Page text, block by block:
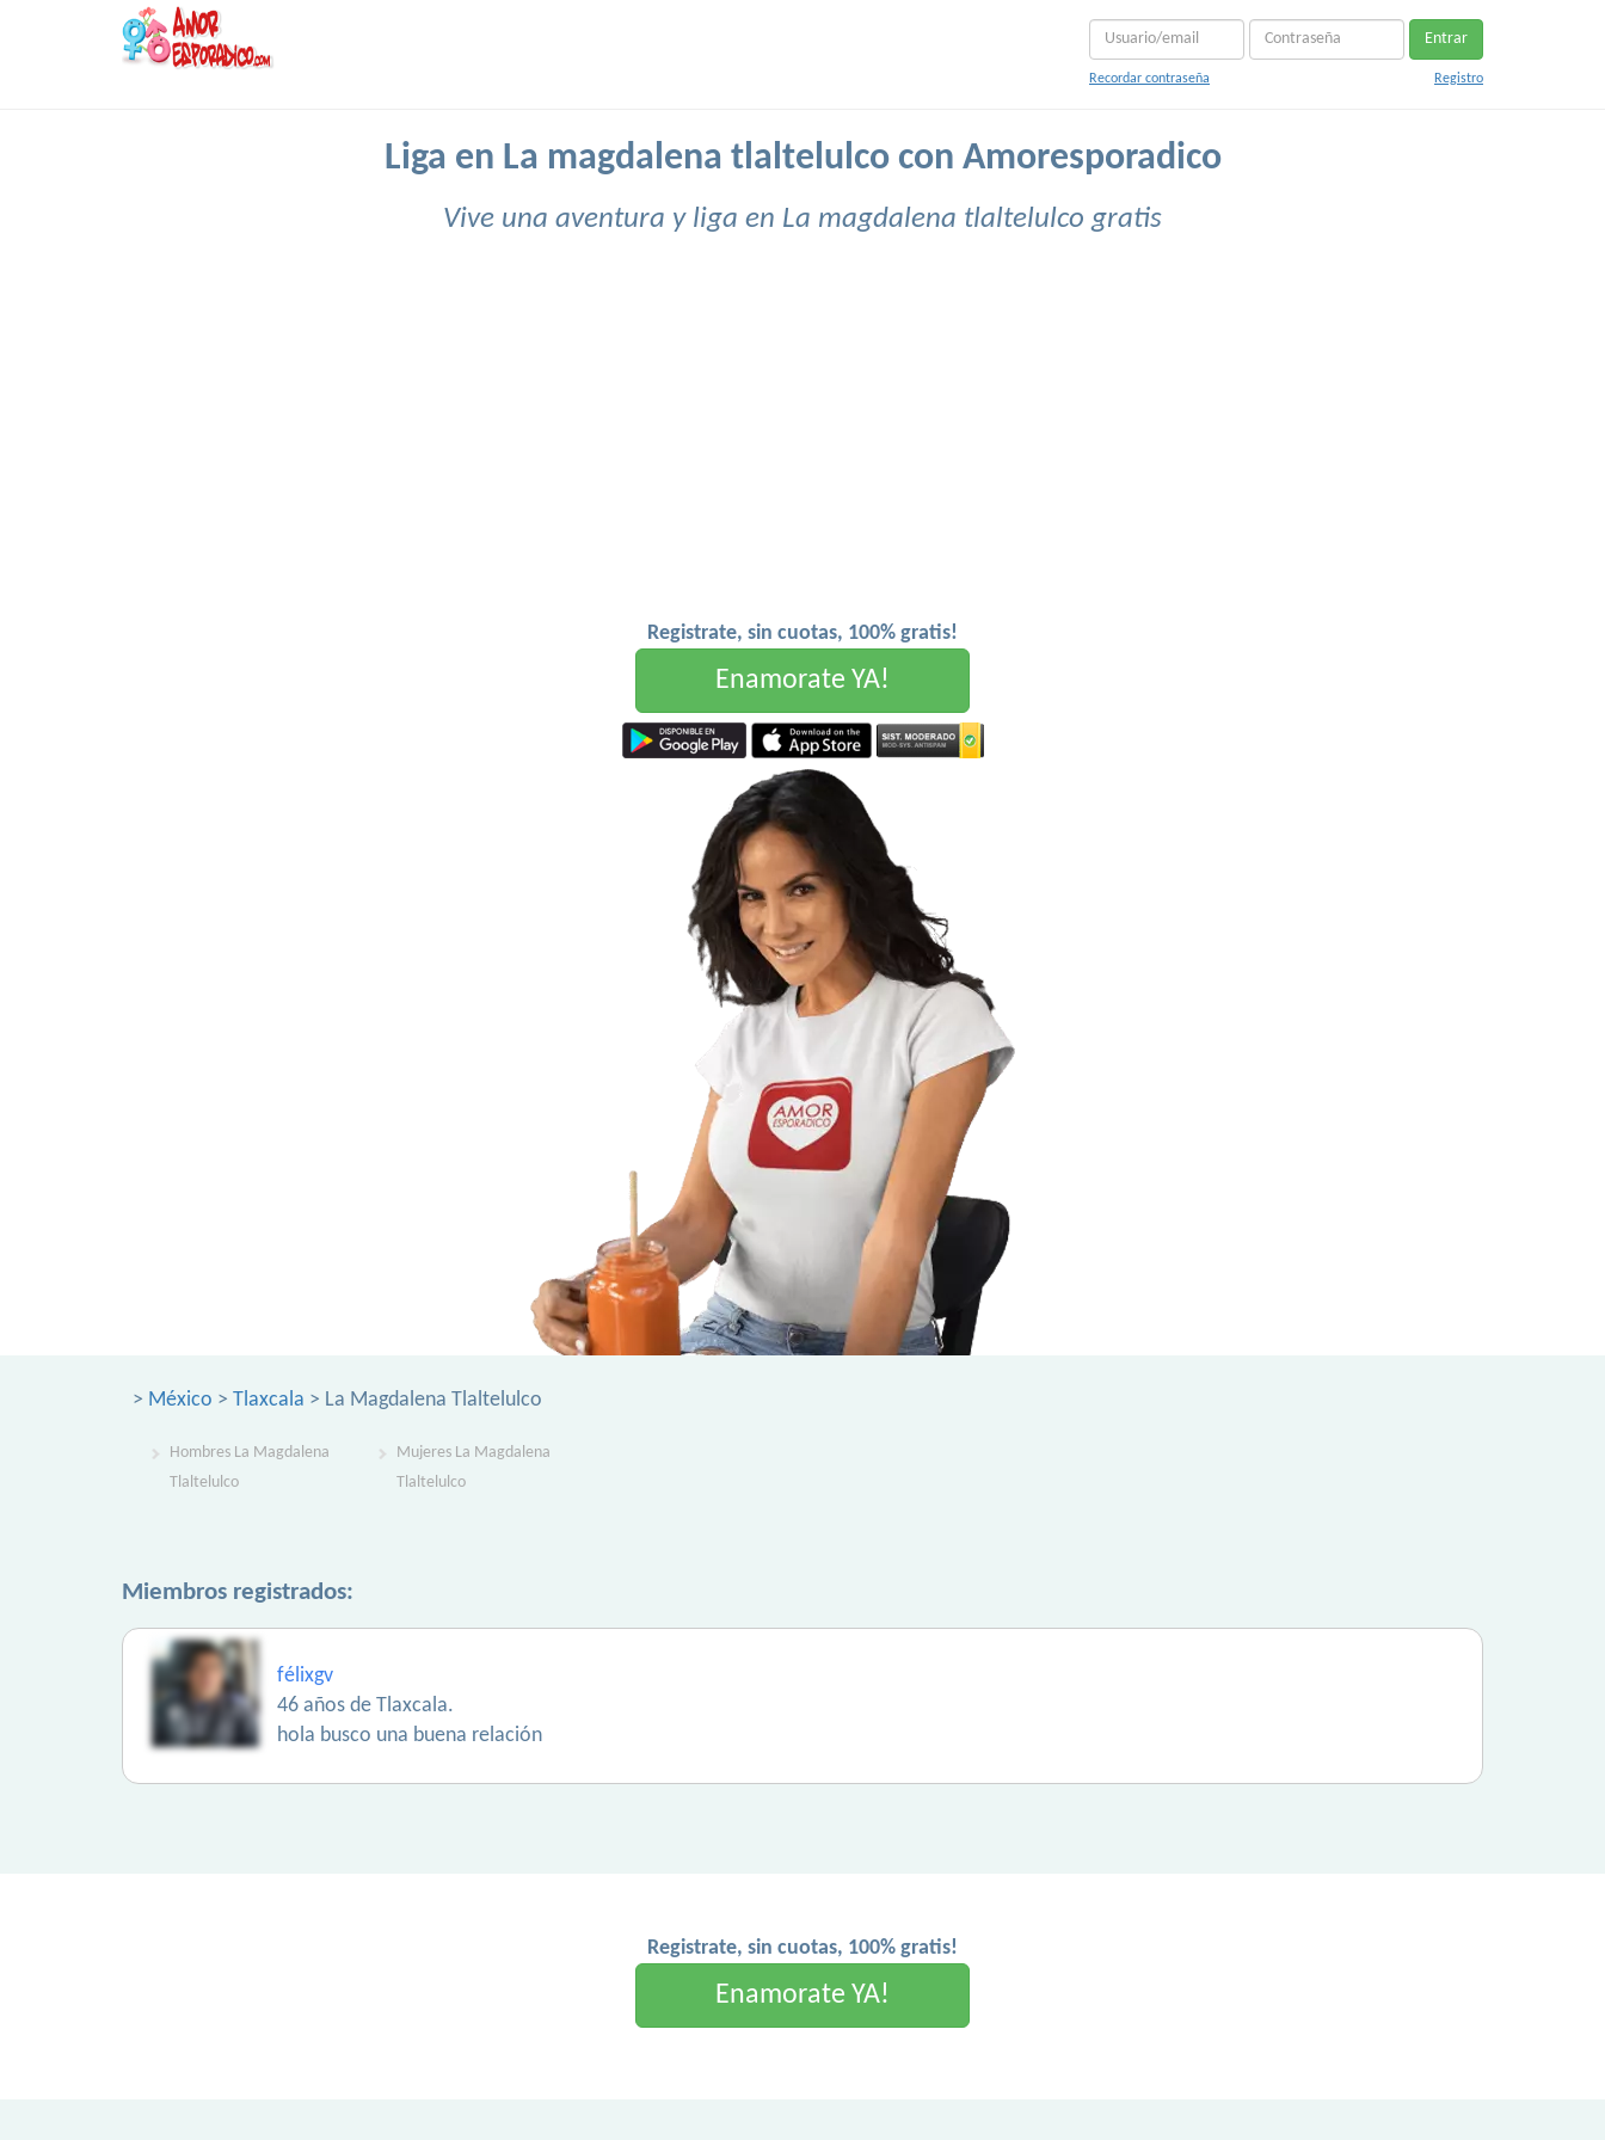
Entrar
Recordar contraseña Registro
Liga en La magdalena tlaltelulco con Amoresporadico
Vive una aventura y liga en La magdalena tlaltelulco gratis
Registrate, sin cuotas, 100% gratis!
Enamorate YA!
> México > Tlaxcala > La Magdalena Tlaltelulco
Hombres La Magdalena
Tlaltelulco
Mujeres La Magdalena
Tlaltelulco
Miembros registrados:
félixgv
46 años de Tlaxcala.
hola busco una buena relación
Registrate, sin cuotas, 100% gratis!
Enamorate YA!